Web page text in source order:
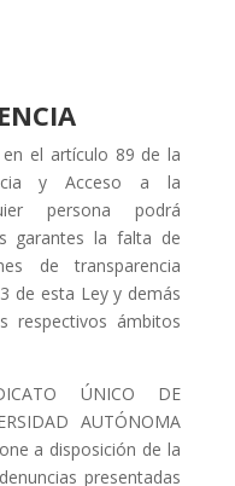
el artículo 89 de la
y Acceso a la
persona podrá
garantes la falta de
de transparencia
de esta Ley y demás
respectivos ámbitos
ÚNICO DE
AUTÓNOMA
a disposición de la
presentadas